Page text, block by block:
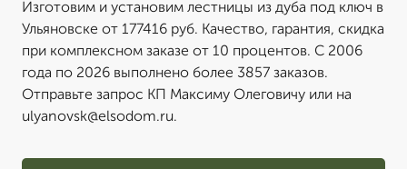
Изготовим и установим лестницы из дуба под ключ в
Ульяновске от 177416 руб. Качество, гарантия, скидка
при комплексном заказе от 10 процентов. С 2006
года по 2026 выполнено более 3857 заказов.
Отправьте запрос КП Максиму Олеговичу или на
ulyanovsk@elsodom.ru.